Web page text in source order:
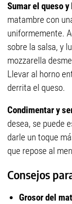
Sumar el queso
matambre con
uniformemente.
sobre la salsa, y
mozzarella
Llevar al horno
derrita el queso.
Condimentar y
desea, se puede
darle un toque
que repose al
Consejos
Grosor del